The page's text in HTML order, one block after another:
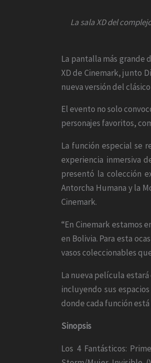
La sala XD del
La pantalla más grande
XD de Cinemark, junto
nueva versión del
El evento no solo
personajes favoritos,
La función especial se
experiencia inmersiva
presentó la colección
Antorcha Humana y la
Cinemark.
“En Cinemark estamos
en Bolivia. Para esta
vasos coleccionables
La nueva película
incluyendo sus
donde cada función
Sinopsis
Los 4 Fantásticos: